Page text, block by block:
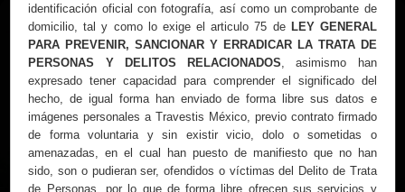
identificación oficial con fotografía, así como un comprobante de
domicilio, tal y como lo exige el articulo 75 de LEY GENERAL
PARA PREVENIR, SANCIONAR Y ERRADICAR LA TRATA DE
PERSONAS Y DELITOS RELACIONADOS , asimismo han
expresado tener capacidad para comprender el significado del
hecho, de igual forma han enviado de forma libre sus datos e
imágenes personales a Travestis México, previo contrato firmado
de forma voluntaria y sin existir vicio, dolo o sometidas o
amenazadas, en el cual han puesto de manifiesto que no han
sido, son o pudieran ser, ofendidos o víctimas del Delito de Trata
de Personas, por lo que de forma libre ofrecen sus servicios y